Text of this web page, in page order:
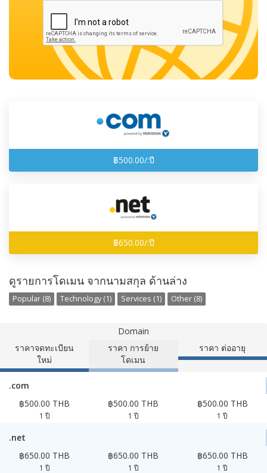
฿500.00/:ปี
฿650.00/:ปี
ดูรายการโดเมน จากนามสกุล ด้านล่าง
Popular (8) Technology (1) Services (1) Other (8)
Domain
ราคาจดทะเบียน
ใหม่
ราคา การย้าย
โดเมน
ราคา ต่ออายุ
.com
฿500.00 THB
1 ปี
฿500.00 THB
1 ปี
฿500.00 THB
1 ปี
.net
฿650.00 THB
1 ปี
฿650.00 THB
1 ปี
฿650.00 THB
1 ปี